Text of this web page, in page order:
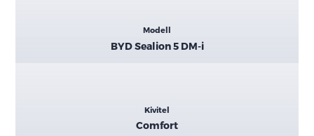
Modell
BYD Sealion 5 DM-i
Kivitel
Comfort